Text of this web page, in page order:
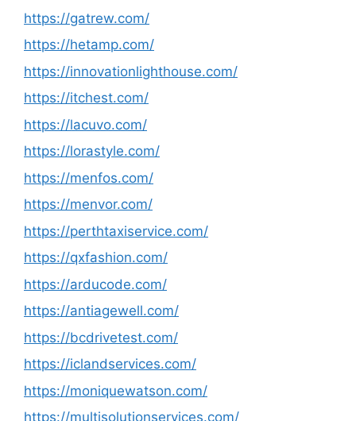
https://gatrew.com/
https://hetamp.com/
https://innovationlighthouse.com/
https://itchest.com/
https://lacuvo.com/
https://lorastyle.com/
https://menfos.com/
https://menvor.com/
https://perthtaxiservice.com/
https://qxfashion.com/
https://arducode.com/
https://antiagewell.com/
https://bcdrivetest.com/
https://iclandservices.com/
https://moniquewatson.com/
https://multisolutionservices.com/